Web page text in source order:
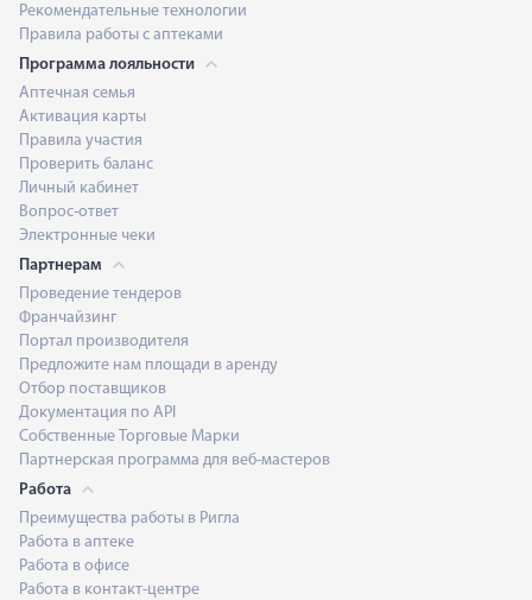
Рекомендательные технологии
Правила работы с аптеками
Программа лояльности
Аптечная семья
Активация карты
Правила участия
Проверить баланс
Личный кабинет
Вопрос-ответ
Электронные чеки
Партнерам
Проведение тендеров
Франчайзинг
Портал производителя
Предложите нам площади в аренду
Отбор поставщиков
Документация по API
Собственные Торговые Марки
Партнерская программа для веб-мастеров
Работа
Преимущества работы в Ригла
Работа в аптеке
Работа в офисе
Работа в контакт-центре